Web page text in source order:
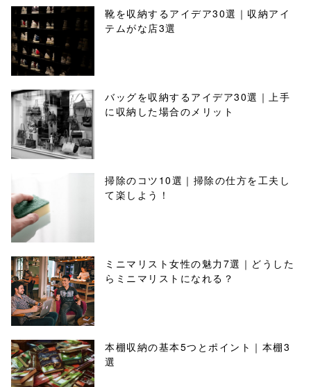
靴を収納するアイデア30選｜収納アイ
テムがな店3選
バッグを収納するアイデア30選｜上手
に収納した場合のメリット
掃除のコツ10選｜掃除の仕方を工夫し
て楽しよう！
ミニマリスト女性の魅力7選｜どうした
らミニマリストになれる？
本棚収納の基本5つとポイント｜本棚3
選